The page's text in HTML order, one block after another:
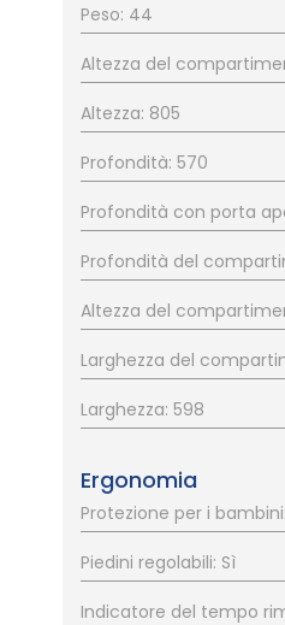
Peso: 44
Altezza del
Altezza: 805
Profondità: 570
Profondità con porta
Profondità del
Altezza del
Larghezza del
Larghezza: 598
Ergonomia
Protezione per i
Piedini regolabili: Sì
Indicatore del tempo